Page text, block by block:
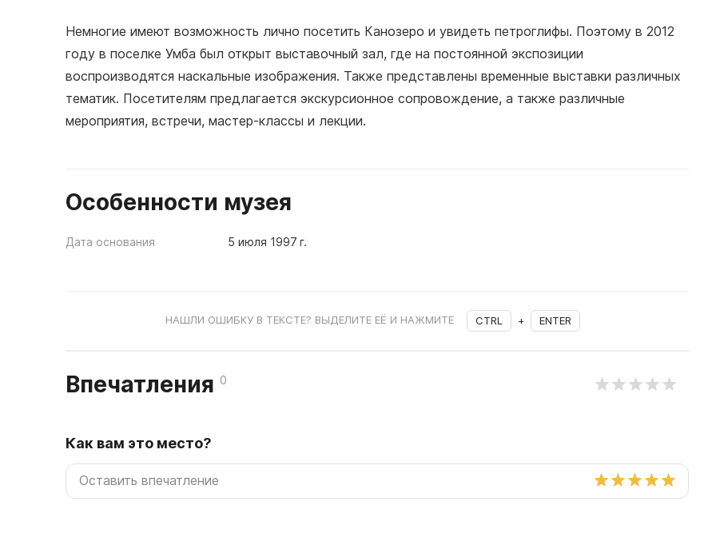
Немногие имеют возможность лично посетить Канозеро и увидеть петроглифы. Поэтому в 2012
году в поселке Умба был открыт выставочный зал, где на постоянной экспозиции
воспроизводятся наскальные изображения. Также представлены временные выставки различных
тематик. Посетителям предлагается экскурсионное сопровождение, а также различные
мероприятия, встречи, мастер-классы и лекции.
Особенности музея
Дата основания 5 июля 1997 г.
НАШЛИ ОШИБКУ В ТЕКСТЕ? ВЫДЕЛИТЕ ЕЁ И НАЖМИТЕ CTRL + ENTER
Впечатления 0
Как вам это место?